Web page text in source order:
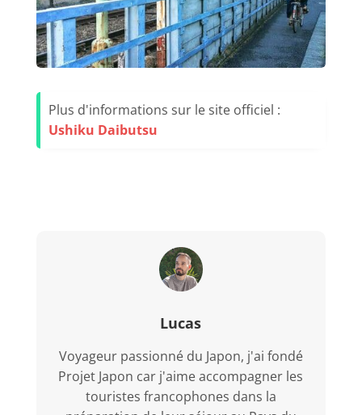
Plus d'informations sur le site officiel :
Ushiku Daibutsu
Lucas
Voyageur passionné du Japon, j'ai fondé
Projet Japon car j'aime accompagner les
touristes francophones dans la